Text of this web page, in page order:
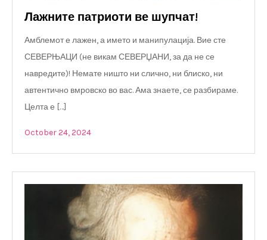
Лажните патриоти ве шупчат!
Амблемот е лажен, а името и манипулација. Вие сте
СЕВЕРЊАЦИ (не викам СЕВЕРЏАНИ, за да не се
навредите)! Немате ништо ни слично, ни блиско, ни
автентично вмровско во вас. Ама знаете, се разбираме.
Целта е […]
October 24, 2024